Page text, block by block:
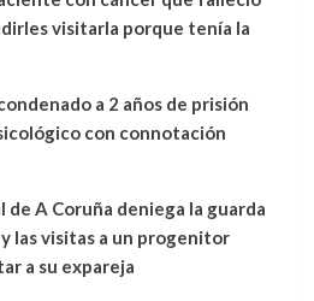
visitarla porque tenía la
a 2 años de prisión
con connotación
de A Coruña deniega la guarda
las visitas a un progenitor
a su expareja